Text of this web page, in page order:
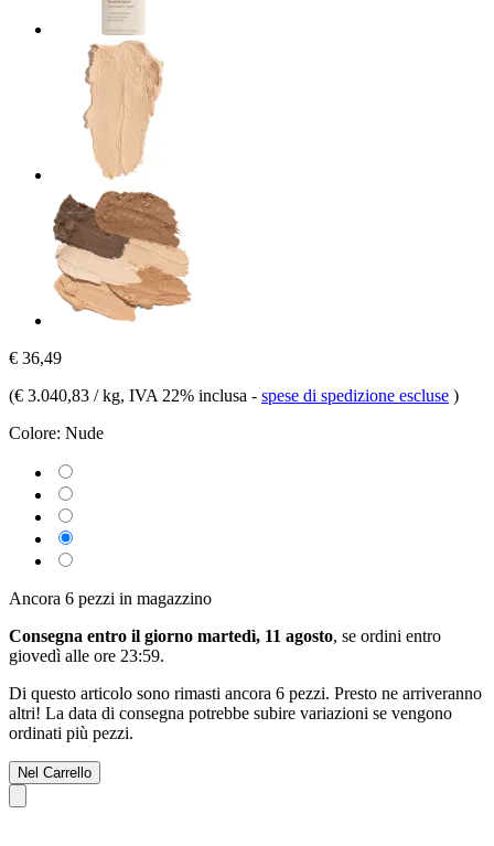
€ 36,49
(€ 3.040,83 / kg, IVA 22% inclusa - spese di spedizione escluse )
Colore: Nude
Ancora 6 pezzi in magazzino
Consegna entro il giorno martedì, 11 agosto, se ordini entro
giovedì alle ore 23:59.
Di questo articolo sono rimasti ancora 6 pezzi. Presto ne arriveranno
altri! La data di consegna potrebbe subire variazioni se vengono
ordinati più pezzi.
Nel Carrello